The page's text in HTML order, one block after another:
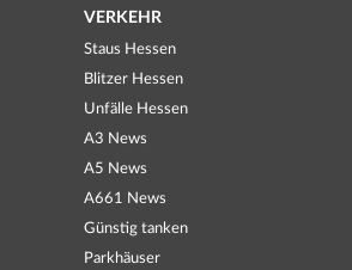
VERKEHR
Staus Hessen
Blitzer Hessen
Unfälle Hessen
A3 News
A5 News
A661 News
Günstig tanken
Parkhäuser